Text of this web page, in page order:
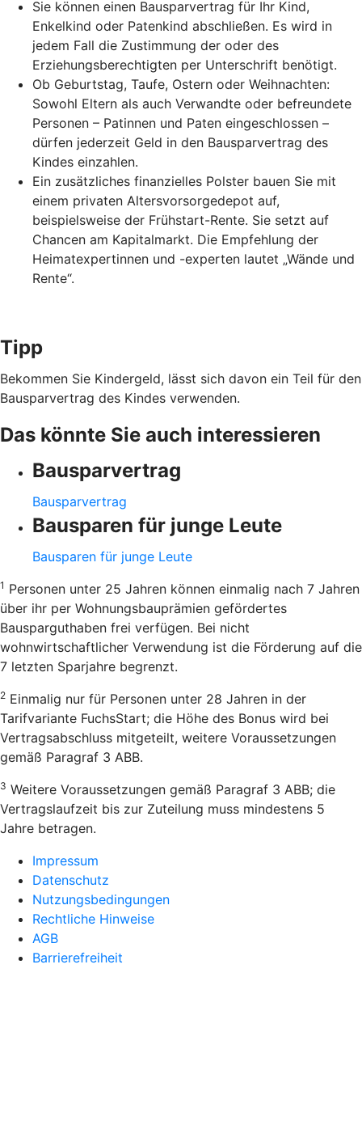
Sie können einen Bausparvertrag für Ihr Kind,
Enkelkind oder Patenkind abschließen. Es wird in
jedem Fall die Zustimmung der oder des
Erziehungsberechtigten per Unterschrift benötigt.
Ob Geburtstag, Taufe, Ostern oder Weihnachten:
Sowohl Eltern als auch Verwandte oder befreundete
Personen – Patinnen und Paten eingeschlossen –
dürfen jederzeit Geld in den Bausparvertrag des
Kindes einzahlen.
Ein zusätzliches finanzielles Polster bauen Sie mit
einem privaten Altersvorsorgedepot auf,
beispielsweise der Frühstart-Rente. Sie setzt auf
Chancen am Kapitalmarkt. Die Empfehlung der
Heimatexpertinnen und -experten lautet „Wände und
Rente“.
Tipp
Bekommen Sie Kindergeld, lässt sich davon ein Teil für den
Bausparvertrag des Kindes verwenden.
Das könnte Sie auch interessieren
Bausparvertrag
Bausparvertrag
Bausparen für junge Leute
Bausparen für junge Leute
1 Personen unter 25 Jahren können einmalig nach 7 Jahren
über ihr per Wohnungsbauprämien gefördertes
Bausparguthaben frei verfügen. Bei nicht
wohnwirtschaftlicher Verwendung ist die Förderung auf die
7 letzten Sparjahre begrenzt.
2 Einmalig nur für Personen unter 28 Jahren in der
Tarifvariante FuchsStart; die Höhe des Bonus wird bei
Vertragsabschluss mitgeteilt, weitere Voraussetzungen
gemäß Paragraf 3 ABB.
3 Weitere Voraussetzungen gemäß Paragraf 3 ABB; die
Vertragslaufzeit bis zur Zuteilung muss mindestens 5
Jahre betragen.
Impressum
Datenschutz
Nutzungsbedingungen
Rechtliche Hinweise
AGB
Barrierefreiheit